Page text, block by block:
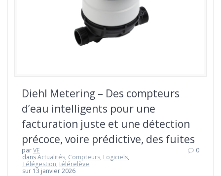
Diehl Metering – Des compteurs
d’eau intelligents pour une
facturation juste et une détection
précoce, voire prédictive, des fuites
parVE
dansActualités, Compteurs, Logiciels,
Télégestion,télérelève
sur 13 janvier 2026
0